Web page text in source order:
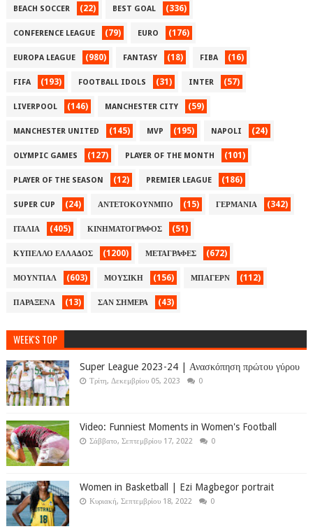
BEACH SOCCER (22) BEST GOAL (336)
CONFERENCE LEAGUE (79) EURO (176)
EUROPA LEAGUE (980) FANTASY (18) FIBA (16)
FIFA (193) FOOTBALL IDOLS (31) INTER (57)
LIVERPOOL (146) MANCHESTER CITY (59)
MANCHESTER UNITED (145) MVP (195) NAPOLI (24)
OLYMPIC GAMES (127) PLAYER OF THE MONTH (101)
PLAYER OF THE SEASON (12) PREMIER LEAGUE (186)
SUPER CUP (24) ΑΝΤΕΤΟΚΟΥΝΜΠΟ (15) ΓΕΡΜΑΝΙΑ (342)
ΙΤΑΛΙΑ (405) ΚΙΝΗΜΑΤΟΓΡΑΦΟΣ (51)
ΚΥΠΕΛΛΟ ΕΛΛΑΔΟΣ (1200) ΜΕΤΑΓΡΑΦΕΣ (672)
ΜΟΥΝΤΙΑΛ (603) ΜΟΥΣΙΚΗ (156) ΜΠΑΓΕΡΝ (112)
ΠΑΡΑΞΕΝΑ (13) ΣΑΝ ΣΗΜΕΡΑ (43)
WEEK'S TOP
Super League 2023-24 | Ανασκόπηση πρώτου γύρου
Τρίτη, Δεκεμβρίου 05, 2023 0
Video: Funniest Moments in Women's Football
Σάββατο, Σεπτεμβρίου 17, 2022 0
Women in Basketball | Ezi Magbegor portrait
Κυριακή, Σεπτεμβρίου 18, 2022 0